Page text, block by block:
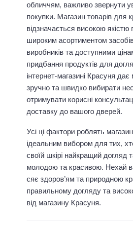
обличчям, важливо звернути
покупки. Магазин товарів для
відзначається високою якістю
широким асортиментом
виробників та доступними
придбання продуктів для
інтернет-магазині Красуня
зручно та швидко вибирати
отримувати корисні
доставку до вашого дверей.
Усі ці фактори роблять
ідеальним вибором для тих,
своїй шкірі найкращий догляд
молодою та красивою. Нехай
сяє здоров’ям та природною
правильному догляду та
від магазину Красуня.